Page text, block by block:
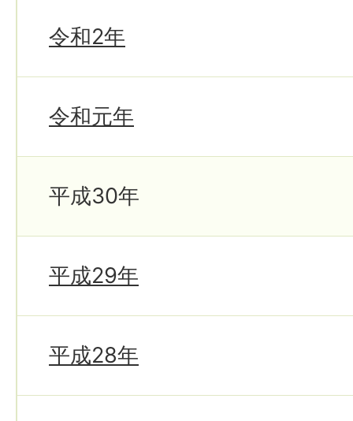
令和2年
令和元年
平成30年
平成29年
平成28年